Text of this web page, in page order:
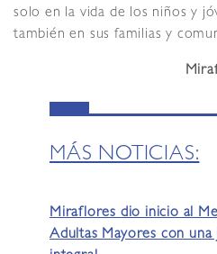
solo en la vida de los niños y
también en sus familias y
MÁS NOTICIAS:
Miraflores dio inicio al
Adultas Mayores con